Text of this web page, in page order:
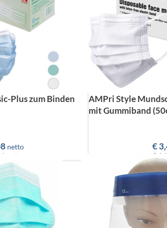
Plus zum Binden
netto
brutto
AMPri Style
mit Gummiband
€
€